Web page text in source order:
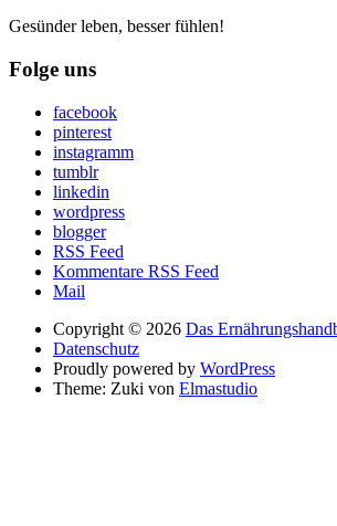
Gesünder leben, besser fühlen!
Folge uns
facebook
pinterest
instagramm
tumblr
linkedin
wordpress
blogger
RSS Feed
Kommentare RSS Feed
Mail
Copyright © 2026 Das
Datenschutz
Proudly powered by WordPress
Theme: Zuki von Elmastudio